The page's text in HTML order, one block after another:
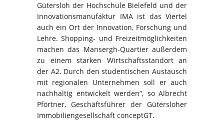
Gütersloh der Hochschule Bielefeld und der
Innovationsmanufaktur IMA ist das Viertel
auch ein Ort der Innovation, Forschung und
Lehre. Shopping- und Freizeitmöglichkeiten
machen das Mansergh-Quartier außerdem
zu einem starken Wirtschaftsstandort an
der A2. Durch den studentischen Austausch
mit regionalen Unternehmen soll er auch
nachhaltig entwickelt werden“, so Albrecht
Pförtner, Geschäftsführer der Gütersloher
Immobiliengesellschaft conceptGT.